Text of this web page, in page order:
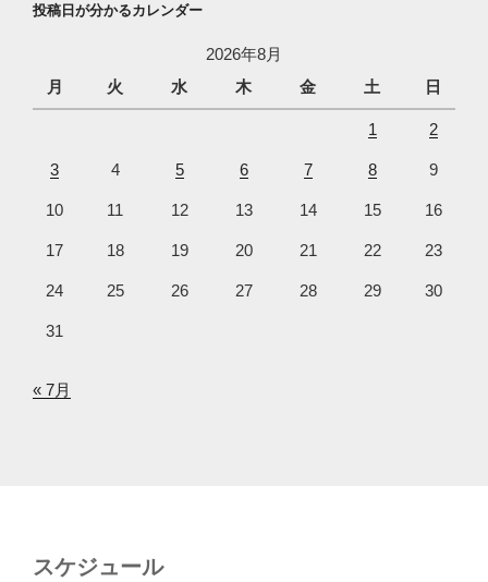
投稿日が分かるカレンダー
2026年8月
月
火 水 木 金 土 日
1 2
3 4 5 6 7 8 9
10 11 12 13 14 15 16
17 18 19 20 21 22 23
24 25 26 27 28 29 30
31
« 7月
スケジュール